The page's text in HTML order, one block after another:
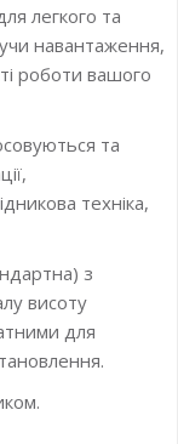
легкого та
навантаження,
роботи вашого
та
техніка,
з
висоту
для